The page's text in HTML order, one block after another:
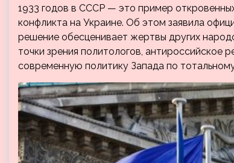
1933 годов в СССР — это пример
конфликта на Украине. Об этом заявила
решение обесценивает жертвы других
точки зрения политологов, антироссийское
современную политику Запада по